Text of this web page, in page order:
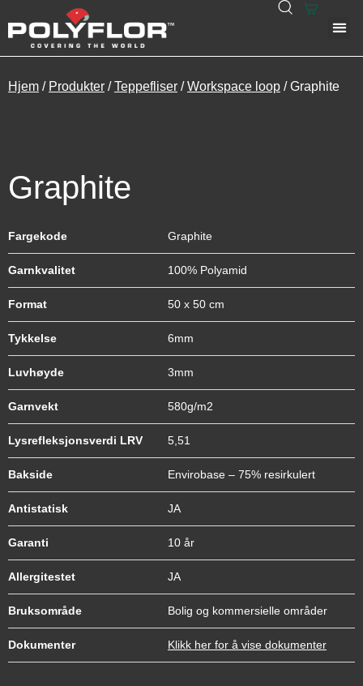
Hjem / Produkter /Teppefliser /Workspace loop / Graphite
Graphite
Fargekode Graphite
Garnkvalitet 100% Polyamid
Format 50 x 50 cm
Tykkelse 6mm
Luvhøyde 3mm
Garnvekt 580g/m2
Lysrefleksjonsverdi LRV 5,51
Bakside Envirobase – 75% resirkulert
Antistatisk JA
Garanti 10 år
Allergitestet JA
Bruksområde Bolig og kommersielle områder
Dokumenter Klikk her for å vise dokumenter